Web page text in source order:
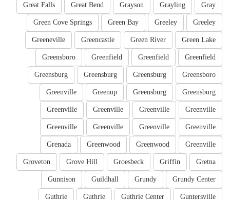
Gray
Grayling
Grayson
Great Bend
Great Falls
Greeley
Greeley
Green Bay
Green Cove Springs
Green Lake
Green River
Greencastle
Greeneville
Greenfield
Greenfield
Greenfield
Greensboro
Greensboro
Greensburg
Greensburg
Greensburg
Greensburg
Greensburg
Greenup
Greenville
Greenville
Greenville
Greenville
Greenville
Greenville
Greenville
Greenville
Greenville
Greenville
Greenwood
Greenwood
Grenada
Gretna
Griffin
Groesbeck
Grove Hill
Groveton
Grundy Center
Grundy
Guildhall
Gunnison
Guntersville
Guthrie Center
Guthrie
Guthrie